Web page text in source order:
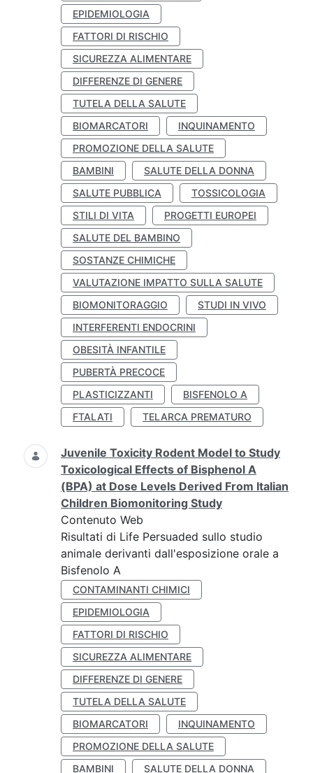
EPIDEMIOLOGIA
FATTORI DI RISCHIO
SICUREZZA ALIMENTARE
DIFFERENZE DI GENERE
TUTELA DELLA SALUTE
BIOMARCATORI
INQUINAMENTO
PROMOZIONE DELLA SALUTE
BAMBINI
SALUTE DELLA DONNA
SALUTE PUBBLICA
TOSSICOLOGIA
STILI DI VITA
PROGETTI EUROPEI
SALUTE DEL BAMBINO
SOSTANZE CHIMICHE
VALUTAZIONE IMPATTO SULLA SALUTE
BIOMONITORAGGIO
STUDI IN VIVO
INTERFERENTI ENDOCRINI
OBESITÀ INFANTILE
PUBERTÀ PRECOCE
PLASTICIZZANTI
BISFENOLO A
FTALATI
TELARCA PREMATURO
Juvenile Toxicity Rodent Model to Study
Toxicological Effects of Bisphenol A
(BPA) at Dose Levels Derived From Italian
Children Biomonitoring Study
Contenuto Web
Risultati di Life Persuaded sullo studio
animale derivanti dall'esposizione orale a
Bisfenolo A
CONTAMINANTI CHIMICI
EPIDEMIOLOGIA
FATTORI DI RISCHIO
SICUREZZA ALIMENTARE
DIFFERENZE DI GENERE
TUTELA DELLA SALUTE
BIOMARCATORI
INQUINAMENTO
PROMOZIONE DELLA SALUTE
BAMBINI
SALUTE DELLA DONNA